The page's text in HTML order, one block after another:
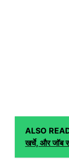
ALSO
खर्चे, और जॉब